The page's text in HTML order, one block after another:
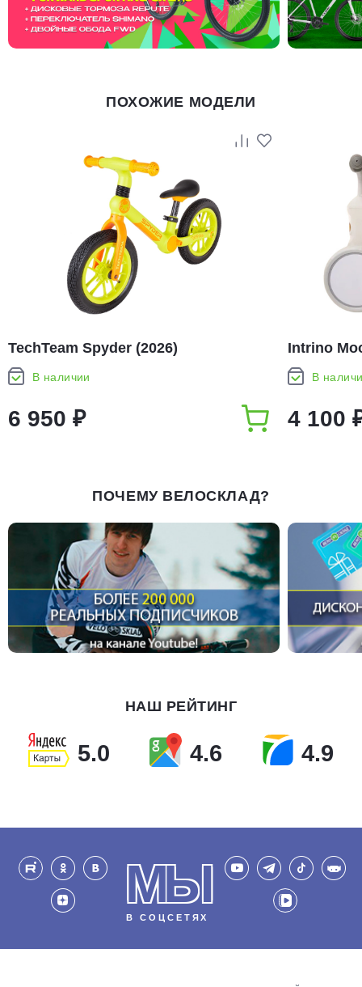
ПОХОЖИЕ МОДЕЛИ
TechTeam Spyder (2026)
В наличии
6 950 ₽
Intrino
В
4 100
ПОЧЕМУ ВЕЛОСКЛАД?
НАШ РЕЙТИНГ
5.0 4.6 4.9
МЫ
В СОЦСЕТЯХ